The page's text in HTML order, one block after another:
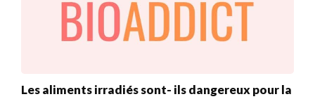
Les aliments irradiés sont- ils dangereux pour la